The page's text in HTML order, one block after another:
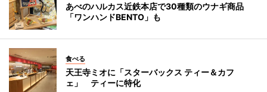
あべのハルカス近鉄本店で30種類のウナギ商品
「ワンハンドBENTO」も
食べる
天王寺ミオに「スターバックス ティー＆カフ
ェ」 ティーに特化